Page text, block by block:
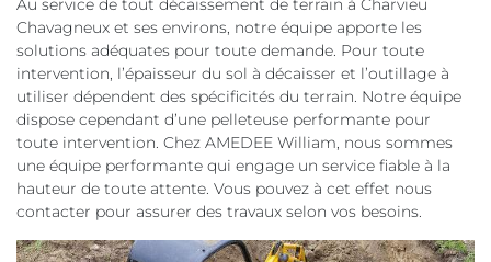
Au service de tout décaissement de terrain à Charvieu
Chavagneux et ses environs, notre équipe apporte les
solutions adéquates pour toute demande. Pour toute
intervention, l’épaisseur du sol à décaisser et l’outillage à
utiliser dépendent des spécificités du terrain. Notre équipe
dispose cependant d’une pelleteuse performante pour
toute intervention. Chez AMEDEE William, nous sommes
une équipe performante qui engage un service fiable à la
hauteur de toute attente. Vous pouvez à cet effet nous
contacter pour assurer des travaux selon vos besoins.